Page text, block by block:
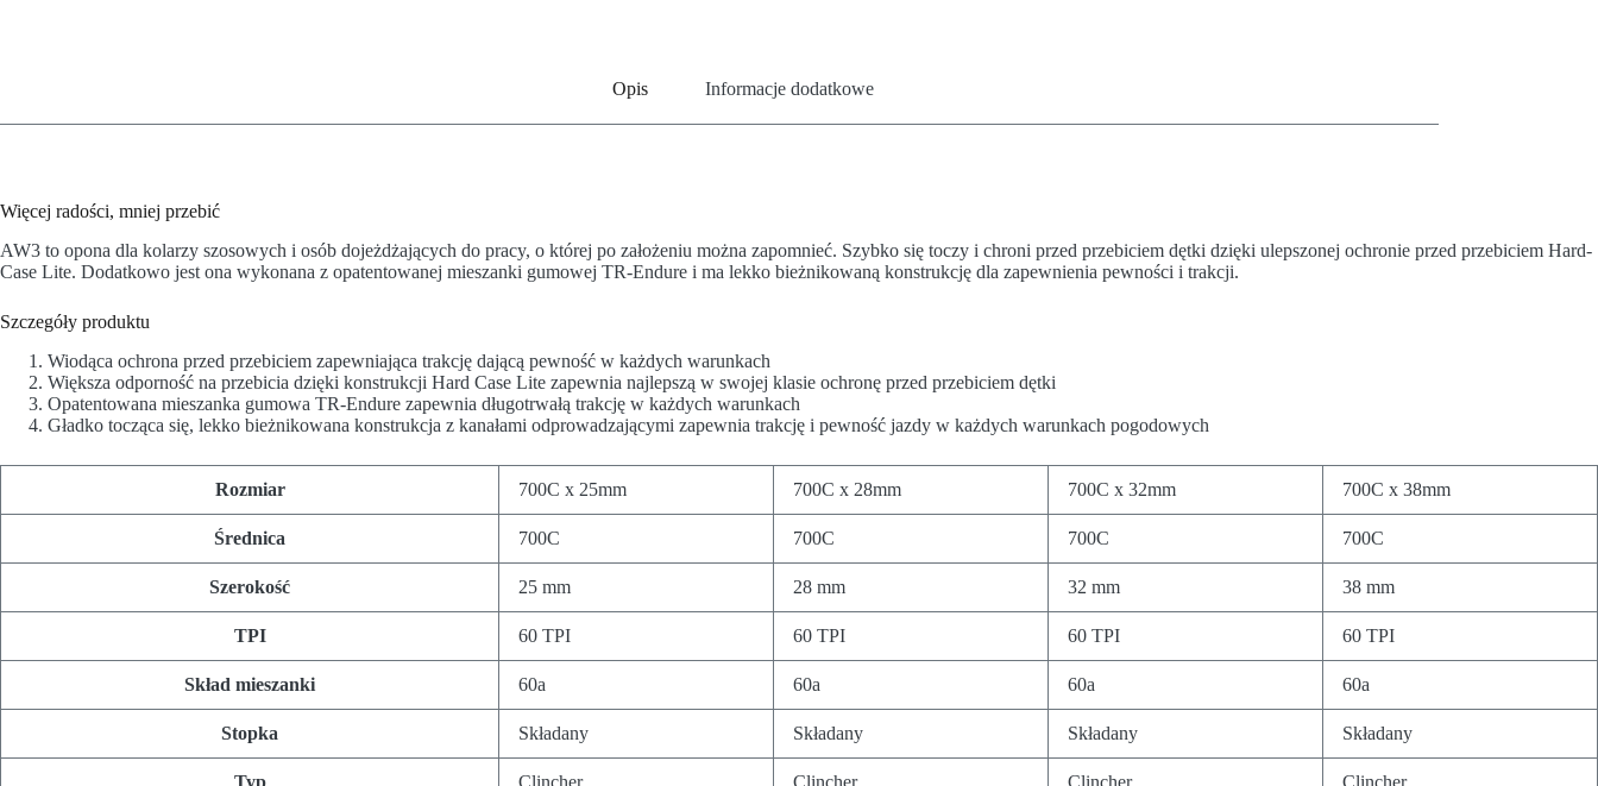
Opis Informacje dodatkowe
Więcej radości, mniej przebić
AW3 to opona dla kolarzy szosowych i osób dojeżdżających do pracy, o której po założeniu można zapomnieć. Szybko się toczy i chroni przed przebiciem dętki dzięki ulepszonej ochronie przed przebiciem Hard-
Case Lite. Dodatkowo jest ona wykonana z opatentowanej mieszanki gumowej TR-Endure i ma lekko bieżnikowaną konstrukcję dla zapewnienia pewności i trakcji.
Szczegóły produktu
Wiodąca ochrona przed przebiciem zapewniająca trakcję dającą pewność w każdych warunkach
Większa odporność na przebicia dzięki konstrukcji Hard Case Lite zapewnia najlepszą w swojej klasie ochronę przed przebiciem dętki
Opatentowana mieszanka gumowa TR-Endure zapewnia długotrwałą trakcję w każdych warunkach
Gładko tocząca się, lekko bieżnikowana konstrukcja z kanałami odprowadzającymi zapewnia trakcję i pewność jazdy w każdych warunkach pogodowych
Rozmiar 700C x 25mm 700C x 28mm 700C x 32mm 700C x 38mm
Średnica 700C 700C 700C 700C
Szerokość 25 mm 28 mm 32 mm 38 mm
TPI 60 TPI 60 TPI 60 TPI 60 TPI
Skład mieszanki 60a 60a 60a 60a
Stopka Składany Składany Składany Składany
Typ Clincher Clincher Clincher Clincher